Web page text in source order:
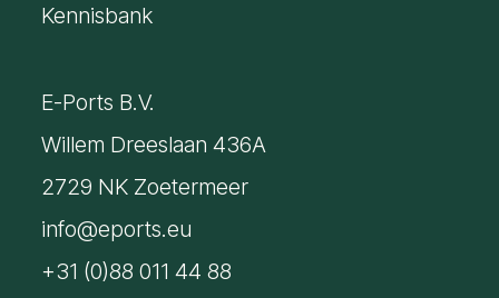
Kennisbank
E-Ports B.V.
Willem Dreeslaan 436A
2729 NK Zoetermeer
info@eports.eu
+31 (0)88 011 44 88